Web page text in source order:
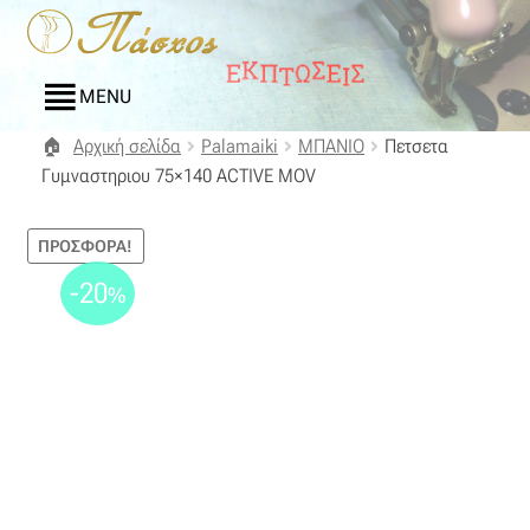
Απευθείας
μετάβαση
στην
πλοήγηση
Μετάβαση
σε
περιεχόμενο
MENU
Αρχική
Compare
Αρχική σελίδα Palamaiki ΜΠΑΝΙΟ
Πετσετα
Γυμναστηριου 75×140 ACTIVE MOV
ΠΡΟΣΦΟΡΆ!
-20%